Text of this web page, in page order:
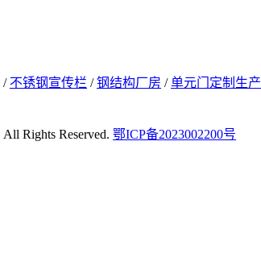
/ 不锈钢宣传栏 /钢结构厂房 /单元门定制生产
All Rights Reserved. 鄂ICP备2023002200号